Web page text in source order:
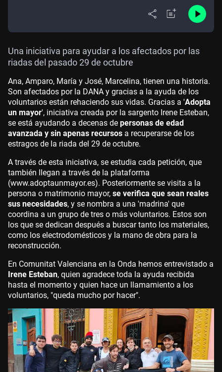
Una iniciativa para ayudar a los afectados por las
riadas del pasado 29 de octubre
Ana, Amparo, María y José, Marcelina, tienen una historia.
Son afectados por la DANA y gracias a la ayuda de los
voluntarios están rehaciendo sus vidas. Gracias a 'Adopta
un mayor', iniciativa creada por la sargento Irene Esteban,
se está ayudando a decenas de personas de edad
avanzada y sin apenas recursos a recuperarse de los
estragos de la riada del 29 de octubre.
A través de esta iniciativa, se estudia cada petición, que
también llegan a través de la plataforma
(www.adoptaunmayor.es). Posteriormente se visita a la
persona o matrimonio mayor, se verifica que sean reales
sus necesidades, y se nombra a una 'madrina' que
coordina a un grupo de tres o más voluntarios. Estos son
los que se dedican después a buscar tanto los materiales,
como los electrodomésticos y la mano de obra para la
reconstrucción.
En Comunitat Valenciana en la Onda hemos entrevistado a
Irene Esteban, quien agradece toda la ayuda recibida
hasta el momento y quien hace un llamamiento a los
voluntarios, "queda mucho por hacer".